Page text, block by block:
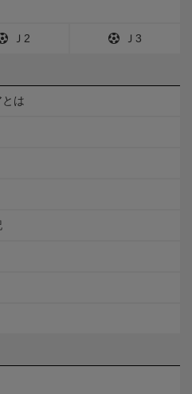
Ｊ2 Ｊ3
とは